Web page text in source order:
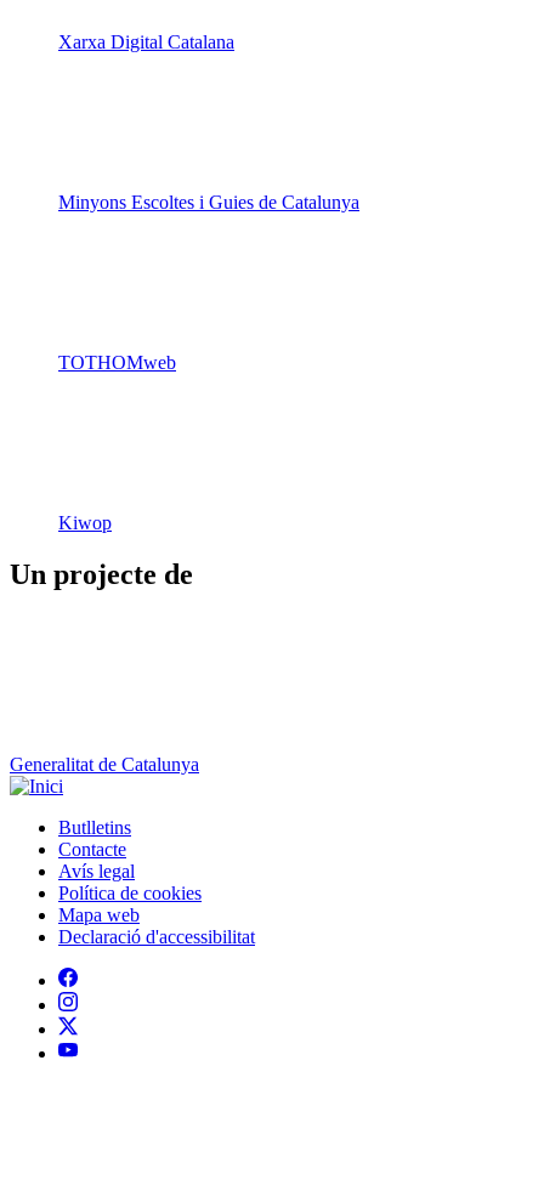
Xarxa Digital Catalana
Minyons Escoltes i Guies de Catalunya
TOTHOMweb
Kiwop
Un projecte de
Generalitat de Catalunya
Peu
Butlletins
Contacte
Avís legal
Política de cookies
Mapa web
Declaració d'accessibilitat